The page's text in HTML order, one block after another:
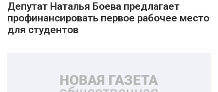
Депутат Наталья Боева предлагает
профинансировать первое рабочее место
для студентов